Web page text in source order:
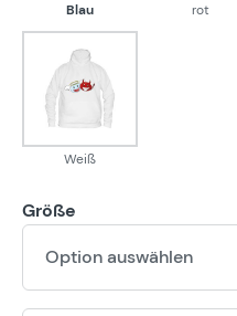
Blau rot
Weiß
Weiß
Größe
Option auswählen